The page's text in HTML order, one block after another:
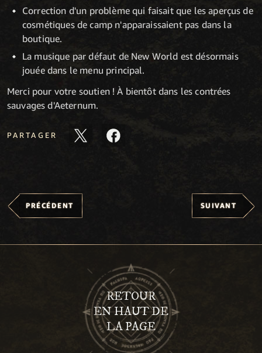
Correction d'un problème qui faisait que les aperçus de
cosmétiques de camp n'apparaissaient pas dans la
boutique.
La musique par défaut de New World est désormais
jouée dans le menu principal.
Merci pour votre soutien ! À bientôt dans les contrées
sauvages d'Aeternum.
PARTAGER
PRÉCÉDENT SUIVANT
RETOUR
EN HAUT DE
LA PAGE